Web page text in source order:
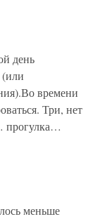
день
времени
Три, нет
прогулка…
меньше